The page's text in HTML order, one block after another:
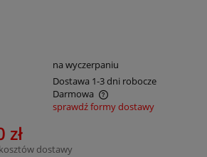
na wyczerpaniu
Dostawa 1-3 dni robocze
Darmowa
kosztów płatności
sprawdź formy dostawy
zł
dostawy